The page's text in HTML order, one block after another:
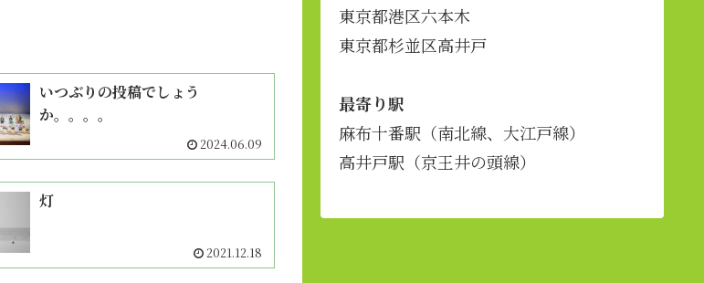
いつぶりの投稿でしょう
か。。。。
2024.06.09
灯
2021.12.18
東京都港区六本木
東京都杉並区高井戸
最寄り駅
麻布十番駅（南北線、大江戸線）
高井戸駅（京王井の頭線）